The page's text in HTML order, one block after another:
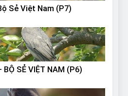
Sẻ Việt Nam (P7)
BỘ SẺ VIỆT NAM (P6)